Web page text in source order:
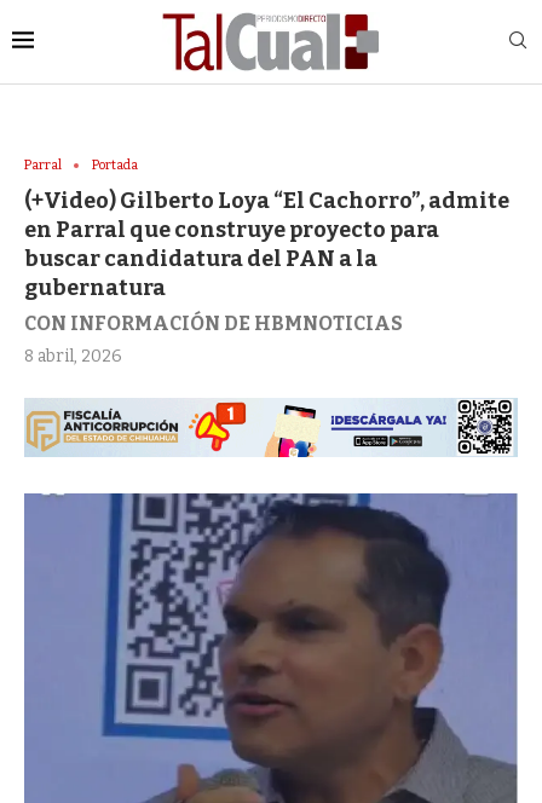
Parral Portada
(+Video) Gilberto Loya “El Cachorro”, admite
en Parral que construye proyecto para
buscar candidatura del PAN a la
gubernatura
CON INFORMACIÓN DE HBMNOTICIAS
8 abril, 2026